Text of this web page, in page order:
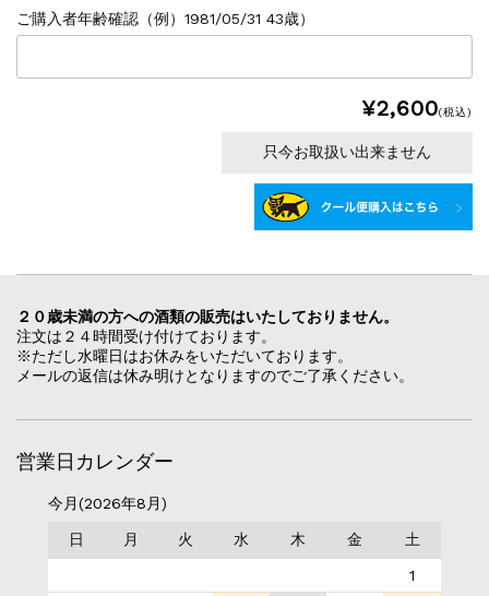
ご購入者年齢確認（例）1981/05/31 43歳）
¥2,600(税込)
只今お取扱い出来ません
２０歳未満の方への酒類の販売はいたしておりません。
注文は２４時間受け付けております。
※ただし水曜日はお休みをいただいております。
メールの返信は休み明けとなりますのでご了承ください。
営業日カレンダー
今月(2026年8月)
日 月 火 水 木 金 土
1